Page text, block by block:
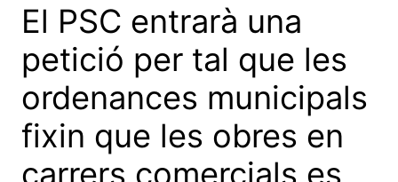
El PSC entrarà una
petició per tal que les
ordenances municipals
fixin que les obres en
carrers comercials es